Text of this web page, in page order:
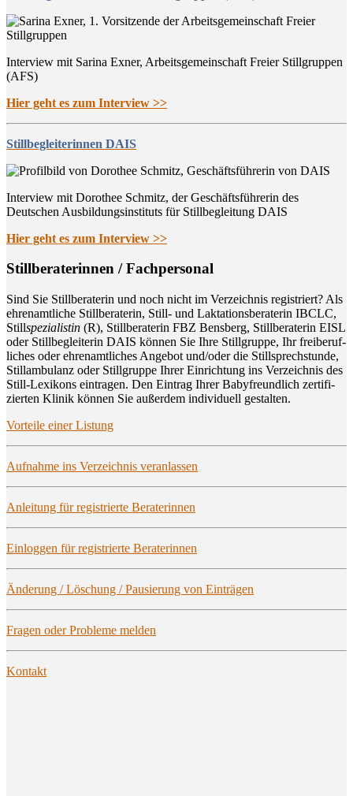
Interview mit Sarina Exner, Arbeitsgemeinschaft Freier Stillgruppen
(AFS)
Hier geht es zum Interview >>
Stillbegleiterinnen DAIS
Interview mit Dorothee Schmitz, der Geschäftsführerin des
Deutschen Ausbildungsinstituts für Stillbegleitung DAIS
Hier geht es zum Interview >>
Still­be­ra­te­rin­nen / Fachpersonal
Sind Sie Still­be­ra­te­rin und noch nicht im Ver­zeich­nis regis­triert? Als
ehren­amt­li­che Still­be­ra­te­rin, Still- und Lak­ta­ti­ons­be­ra­te­rin IBCLC,
Stillspe­zia­lis­tin (R), Still­be­ra­te­rin FBZ Bens­berg, Still­be­ra­te­rin EISL
oder Still­be­glei­te­rin DAIS kön­nen Sie Ihre Still­grup­pe, Ihr frei­be­ruf­
li­ches oder ehren­amt­li­ches Ange­bot und/oder die Still­sprech­stun­de,
Still­am­bu­lanz oder Still­grup­pe Ihrer Ein­rich­tung ins Ver­zeich­nis des
Still-Lexi­kons ein­tra­gen. Den Ein­trag Ihrer Baby­freund­lich zer­ti­fi­
zier­ten Kli­nik kön­nen Sie außer­dem indi­vi­du­ell gestalten.
Vor­tei­le einer Listung
Auf­nah­me ins Ver­zeich­nis veranlassen
Anlei­tung für regis­trier­te Beraterinnen
Ein­log­gen für regis­trier­te Beraterinnen
Ände­rung / Löschung / Pau­sie­rung von Einträgen
Fra­gen oder Pro­ble­me melden
Kon­takt